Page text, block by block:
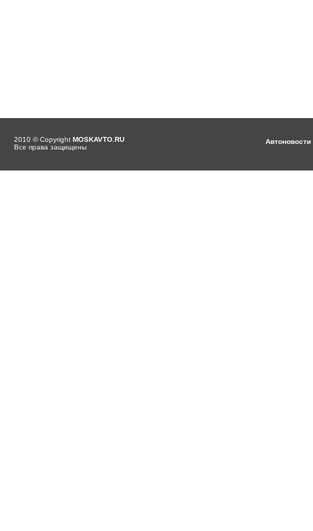
2010 © Copyright MOSKAVTO.RU
Все права защищены
Автоновости